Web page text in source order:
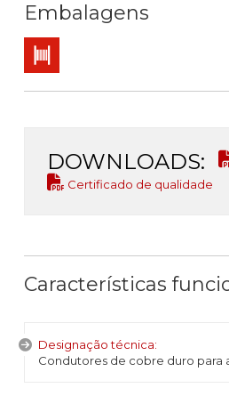
Embalagens
Bobina
DOWNLOADS:
Certificado de qualidade
Características
Designação técnica:
Condutores de cobre duro para